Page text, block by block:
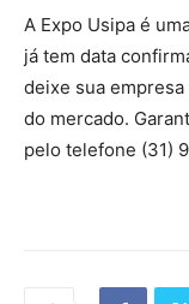
A Expo Usipa é
já tem data
deixe sua
do mercado.
pelo telefone (31)